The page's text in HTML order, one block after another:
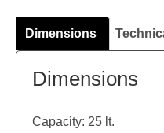
Dimensions
Dimensions
Capacity: 25 lt.